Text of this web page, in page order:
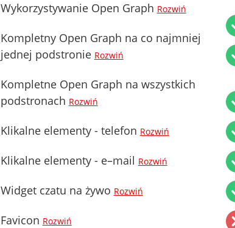
Wykorzystywanie Open Graph Rozwiń
Kompletny Open Graph na co najmniej
jednej podstronie Rozwiń
Kompletne Open Graph na wszystkich
podstronach Rozwiń
Klikalne elementy - telefon Rozwiń
Klikalne elementy - e–mail Rozwiń
Widget czatu na żywo Rozwiń
Favicon Rozwiń